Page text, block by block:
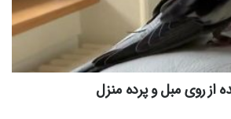
از روی مبل و پرده منزل